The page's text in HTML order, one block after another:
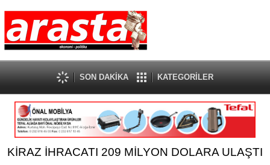
SON DAKİKA KATEGORİLER
KİRAZ İHRACATI 209 MİLYON DOLARA ULAŞTI